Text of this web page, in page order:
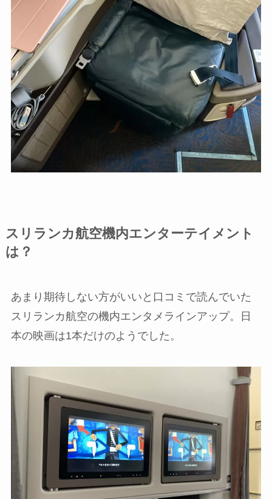
スリランカ航空機内エンターテイメント
は？
あまり期待しない方がいいと口コミで読んでいた
スリランカ航空の機内エンタメラインアップ。日
本の映画は1本だけのようでした。